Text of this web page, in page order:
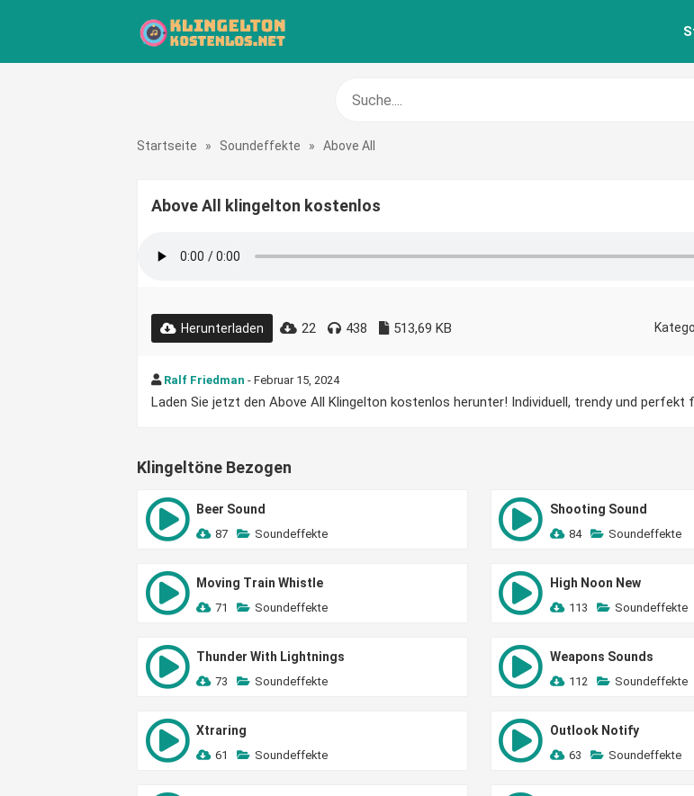
Startseite » Soundeffekte » Above All
Above All klingelton kostenlos
Herunterladen 22 438 513,69 KB
Ralf Friedman - Februar 15, 2024
Laden Sie jetzt den Above All Klingelton kostenlos herunter! Individuell, trendy und perfekt
Klingeltöne Bezogen
Beer Sound
87 Soundeffekte
Shooting Sound
84 Soundeffekte
Moving Train Whistle
71 Soundeffekte
High Noon New
113 Soundeffekte
Thunder With Lightnings
73 Soundeffekte
Weapons Sounds
112 Soundeffekte
Xtraring
61 Soundeffekte
Outlook Notify
63 Soundeffekte